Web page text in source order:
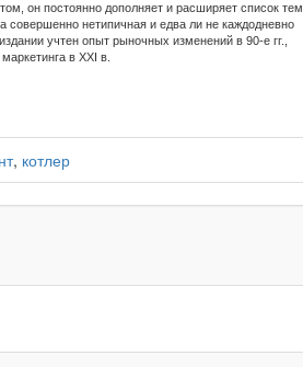
он постоянно дополняет и расширяет список тем,
совершенно нетипичная и едва ли не каждодневно
учтен опыт рыночных изменений в 90-е гг.,
в XXI в.
, котлер